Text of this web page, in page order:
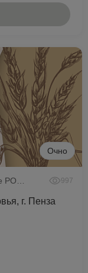
Очно
997
г. Пенза